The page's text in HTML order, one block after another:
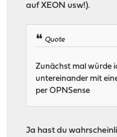
auf XEON usw!).
Quote
Zunächst mal würde
untereinander mit
per OPNSense
Ja hast du